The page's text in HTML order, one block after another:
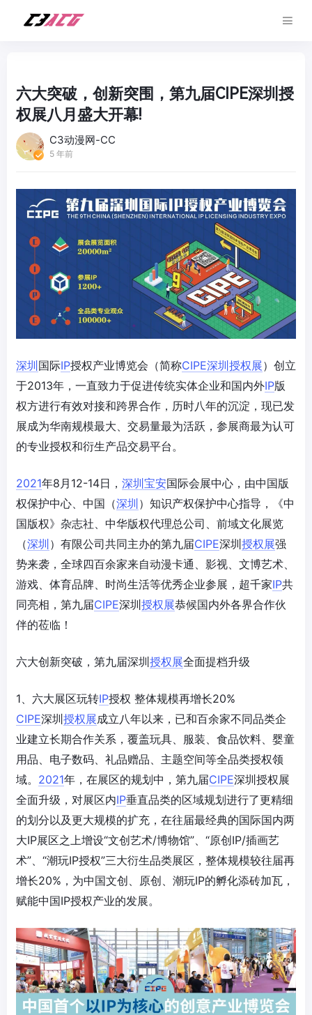
六大突破，创新突围，第九届CIPE深圳授
权展八月盛大开幕!
C3动漫网-CC
5 年前
深圳国际IP授权产业博览会（简称CIPE深圳授权展）创立
于2013年，一直致力于促进传统实体企业和国内外IP版
权方进行有效对接和跨界合作，历时八年的沉淀，现已发
展成为华南规模最大、交易量最为活跃，参展商最为认可
的专业授权和衍生产品交易平台。
2021年8月12-14日， 深圳宝安国际会展中心，由中国版
权保护中心、中国（深圳）知识产权保护中心指导，《中
国版权》杂志社、中华版权代理总公司、前域文化展览
（深圳）有限公司共同主办的第九届CIPE深圳授权展强
势来袭，全球四百余家来自动漫卡通、影视、文博艺术、
游戏、体育品牌、时尚生活等优秀企业参展，超千家IP共
同亮相，第九届CIPE深圳授权展恭候国内外各界合作伙
伴的莅临！
六大创新突破，第九届深圳授权展全面提档升级
1、六大展区玩转IP授权 整体规模再增长20%
CIPE深圳授权展成立八年以来，已和百余家不同品类企
业建立长期合作关系，覆盖玩具、服装、食品饮料、婴童
用品、电子数码、礼品赠品、主题空间等全品类授权领
域。 2021年，在展区的规划中，第九届CIPE深圳授权展
全面升级，对展区内IP垂直品类的区域规划进行了更精细
的划分以及更大规模的扩充，在往届最经典的国际国内两
大IP展区之上增设“文创艺术/博物馆”、“原创IP/插画艺
术”、“潮玩IP授权”三大衍生品类展区，整体规模较往届再
增长20%，为中国文创、原创、潮玩IP的孵化添砖加瓦，
赋能中国IP授权产业的发展。